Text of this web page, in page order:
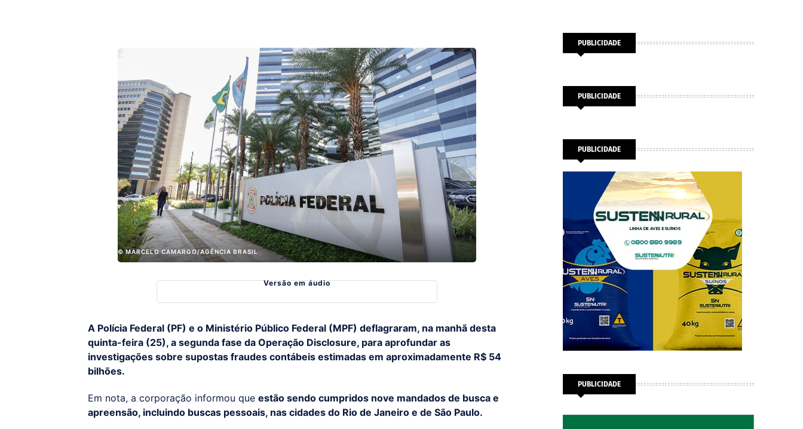
© MARCELO CAMARGO/AGÊNCIA BRASIL
Versão em áudio
A Polícia Federal (PF) e o Ministério Público Federal (MPF) deflagraram, na manhã desta
quinta-feira (25), a segunda fase da Operação Disclosure, para aprofundar as
investigações sobre supostas fraudes contábeis estimadas em aproximadamente R$ 54
bilhões.
Em nota, a corporação informou que estão sendo cumpridos nove mandados de busca e
apreensão, incluindo buscas pessoais, nas cidades do Rio de Janeiro e de São Paulo.
PUBLICIDADE
PUBLICIDADE
PUBLICIDADE
PUBLICIDADE